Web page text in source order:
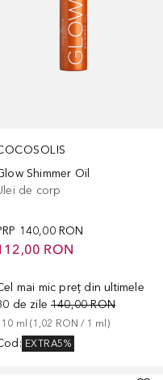
Shimmer Oil
de corp
140,00 RON
RON
mai mic preț din ultimele
de zile 140,00 RON
ml (1,02 RON / 1 ml )
: EXTRA5%